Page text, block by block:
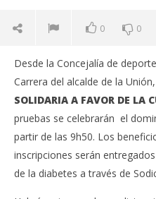
0 0
Desde la Concejalía de
Carrera del alcalde de la Unión,
SOLIDARIA A FAVOR DE LA
pruebas se celebrarán el
partir de las 9h50. Los
inscripciones serán
de la diabetes a través de